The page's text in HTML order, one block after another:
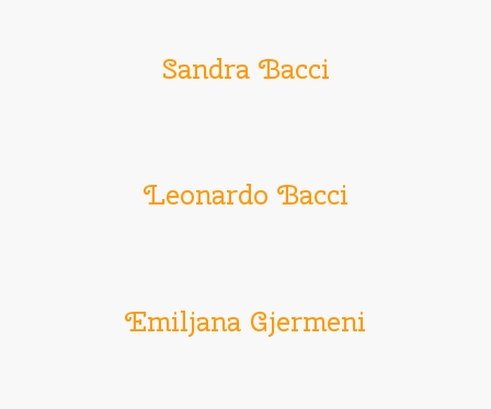
Sandra Bacci
Leonardo Bacci
Emiljana Gjermeni